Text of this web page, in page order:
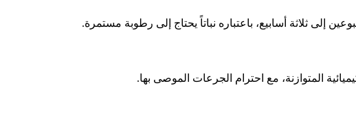
ثلاثة أسابيع، باعتباره نباتاً يحتاج إلى رطوبة مستمرة.
المتوازنة، مع احترام الجرعات الموصى بها.